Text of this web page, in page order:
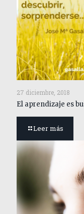
27 diciembre, 2018
El aprendizaje es
Leer más